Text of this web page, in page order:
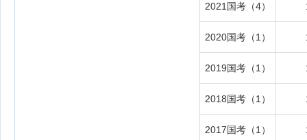
2021国考（4）
2020国考（1）
2019国考（1）
2018国考 （1）
2017国考（1）